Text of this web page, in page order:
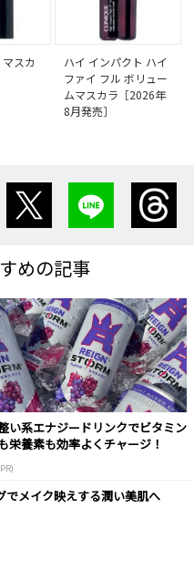
スカ
ハイ インパクト ハイ
ファイ フル ボリュー
ムマスカラ［2026年
8月発売］
めの記事
い系エナジードリンクでビタミン
栄養素も効率よくチャージ！
でメイク映えする潤い美肌へ